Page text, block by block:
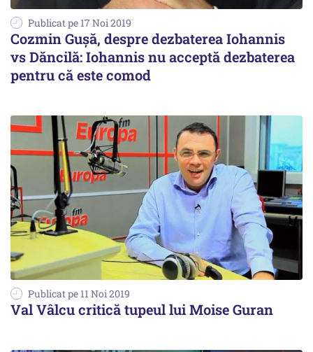
Publicat pe 17 Noi 2019
Cozmin Gușă, despre dezbaterea Iohannis
vs Dăncilă: Iohannis nu acceptă dezbaterea
pentru că este comod
Publicat pe 11 Noi 2019
Val Vâlcu critică tupeul lui Moise Guran